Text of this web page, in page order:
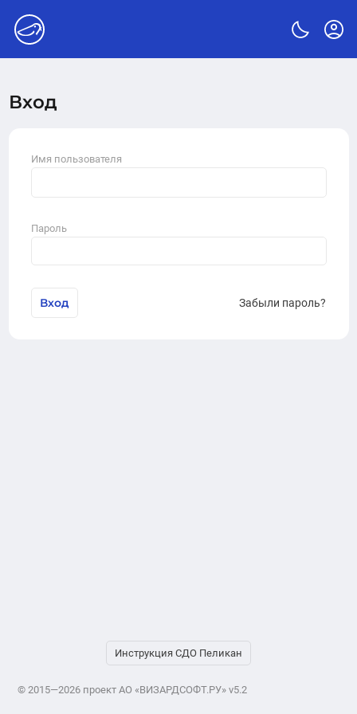
Вход
Имя пользователя
Пароль
Вход Забыли пароль?
Инструкция СДО Пеликан
© 2015—2026 проект АО «ВИЗАРДСОФТ.РУ» v5.2